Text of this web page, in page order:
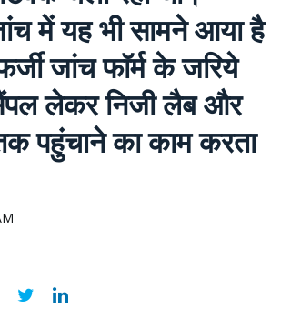
में यह भी सामने आया है
जांच फाॅर्म के जरिये
लेकर निजी लैब और
पहुंचाने का काम करता